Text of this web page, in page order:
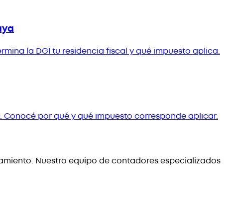
la DGI tu residencia fiscal y qué impuesto aplica.
por qué y qué impuesto corresponde aplicar.
Nuestro equipo de contadores especializados